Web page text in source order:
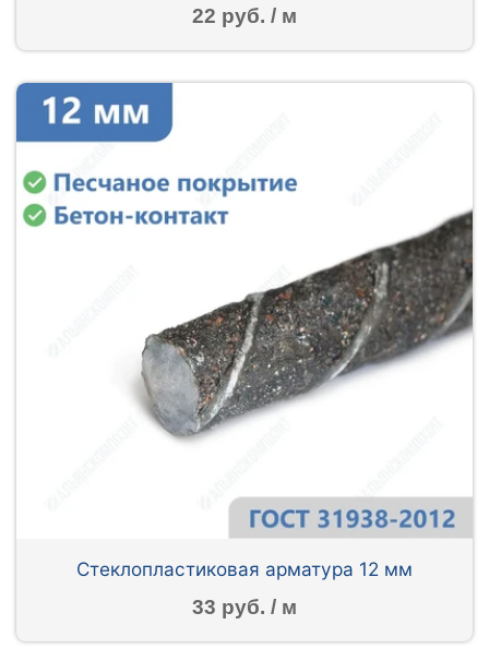
22 руб. / м
Стеклопластиковая арматура 12 мм
33 руб. / м